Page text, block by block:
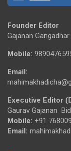
Founder Editor
Gajanan
Mobile:
Email:
Executive Editor
Gaurav Gajanan
Mobile: +91
Email: